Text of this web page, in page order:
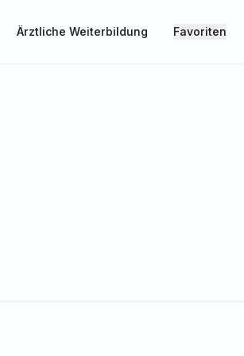
Ärztliche Weiterbildung Favoriten